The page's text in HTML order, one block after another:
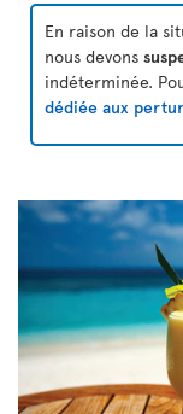
En raison de la
nous devons
indéterminée.
dédiée aux